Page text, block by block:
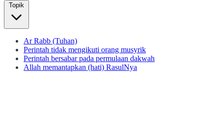
Topik
Ar Rabb (Tuhan)
Perintah tidak mengikuti orang musyrik
Perintah bersabar pada permulaan dakwah
Allah memantapkan (hati) RasulNya